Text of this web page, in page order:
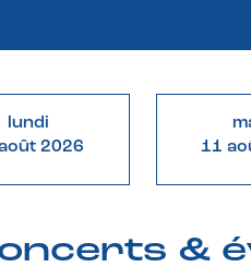
lundi
2026
11
&